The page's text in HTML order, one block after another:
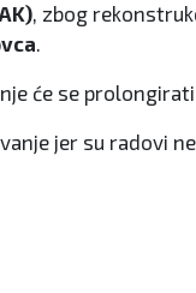
, zbog
.
će se
jer su radovi